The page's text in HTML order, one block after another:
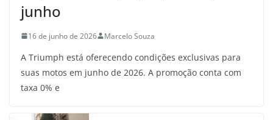
junho
16 de junho de 2026 Marcelo Souza
A Triumph está oferecendo condições exclusivas para
suas motos em junho de 2026. A promoção conta com
taxa 0% e